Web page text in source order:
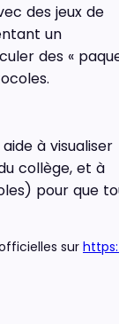
des jeux de
un
des «
à visualiser
collège, et à
pour que
sur